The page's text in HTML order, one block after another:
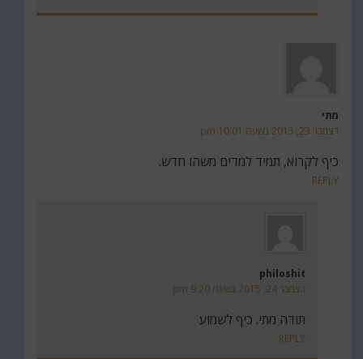
מתי
דצמבר 23, 2015 בשעה 10:01 pm
כיף לקרוא, תמיד למדים משהו חדש.
REPLY
philoshit
דצמבר 24, 2015 בשעה 9:20 pm
תודה מתי. כיף לשמוע
REPLY